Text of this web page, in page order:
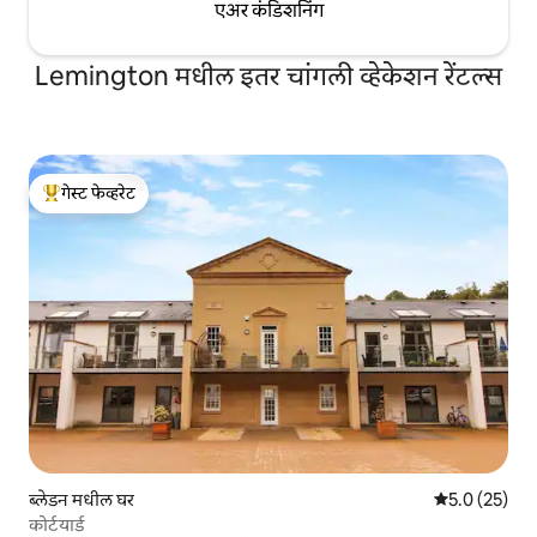
एअर कंडिशनिंग
Lemington मधील इतर चांगली व्हेकेशन रेंटल्स
टॉप गेस्ट फेव्हरेट
गेस्ट फेव्हरेट
ब्लेडन मधील घर 5 पैकी 5.0
5.0 (25)
कोर्टयार्ड